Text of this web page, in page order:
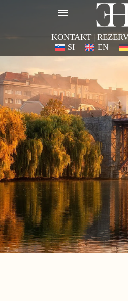
KONTAKT |
SI EN